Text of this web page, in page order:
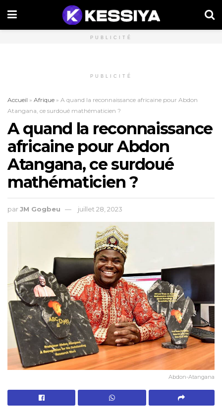
PUBLICITÉ
PUBLICITÉ
Accueil » Afrique » A quand la reconnaissance africaine pour Abdon
Atangana, ce surdoué mathématicien ?
A quand la reconnaissance
africaine pour Abdon
Atangana, ce surdoué
mathématicien ?
parJM Gogbeu juillet 28, 2023
Abdon-Atangana